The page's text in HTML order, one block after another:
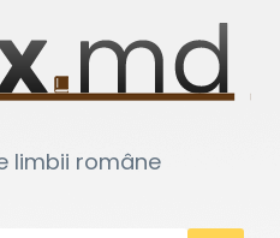
limbii române